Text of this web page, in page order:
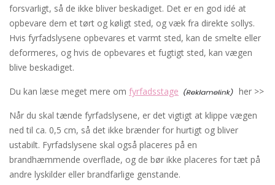
forsvarligt, så de ikke bliver beskadiget. Det er en god idé at
opbevare dem et tørt og køligt sted, og væk fra direkte sollys.
Hvis fyrfadslysene opbevares et varmt sted, kan de smelte eller
deformeres, og hvis de opbevares et fugtigt sted, kan vægen
blive beskadiget.
Du kan læse meget mere om fyrfadsstage her >>
Når du skal tænde fyrfadslysene, er det vigtigt at klippe vægen
ned til ca. 0,5 cm, så det ikke brænder for hurtigt og bliver
ustabilt. Fyrfadslysene skal også placeres på en
brandhæmmende overflade, og de bør ikke placeres for tæt på
andre lyskilder eller brandfarlige genstande.